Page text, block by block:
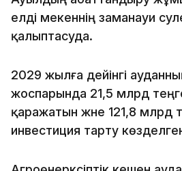
елді мекеннің заманауи
қалыптасуда.
2029 жылға дейінгі
жоспарында 21,5 млрд
қаражатын және 121,8 млрд
инвестиция тарту